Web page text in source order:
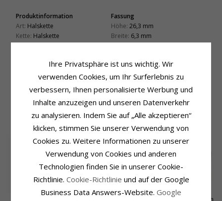
Produktinformation
Art: Halskette
Kette: Halskette
42 cm zzgl. 3 cm verlängerung5
Anhänger: Anhänger
Silber
Oberfläche:Polierter
Fassung
Höhe: 26,3 mm
Breite: 6,3 mm
Lieferzeit:4-5 Werktage
KUNDEN KAUFTEN AUCH
SALE 25%
Ihre Privatsphäre ist uns wichtig. Wir
verwenden Cookies, um Ihr Surferlebnis zu
verbessern, Ihnen personalisierte Werbung und
Inhalte anzuzeigen und unseren Datenverkehr
zu analysieren. Indem Sie auf „Alle akzeptieren“
klicken, stimmen Sie unserer Verwendung von
Cookies zu. Weitere Informationen zu unserer
Verwendung von Cookies und anderen
Technologien finden Sie in unserer Cookie-
Richtlinie. Cookie-Richtlinie und auf der Google
Business Data Answers-Website. Google